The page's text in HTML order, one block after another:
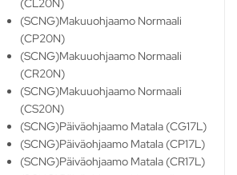
(CL20N)
(SCNG)Makuuohjaamo Normaali
(CP20N)
(SCNG)Makuuohjaamo Normaali
(CR20N)
(SCNG)Makuuohjaamo Normaali
(CS20N)
(SCNG)Päiväohjaamo Matala (CG17L)
(SCNG)Päiväohjaamo Matala (CP17L)
(SCNG)Päiväohjaamo Matala (CR17L)